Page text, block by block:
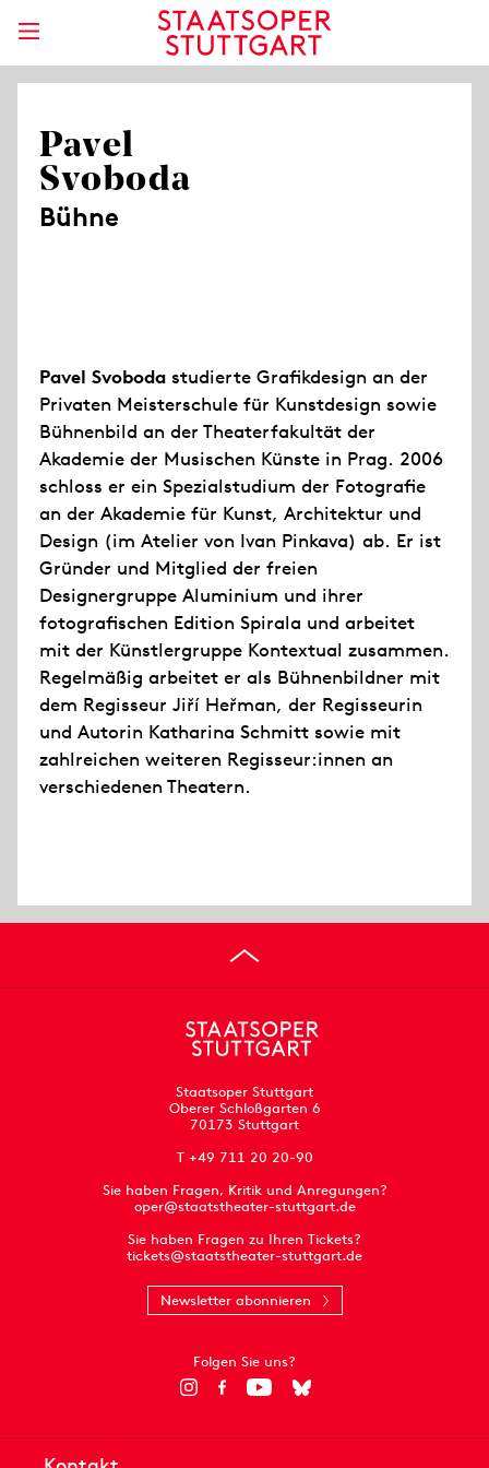
Pavel
Svoboda
Bühne
Pavel Svoboda studierte Grafikdesign an der
Privaten Meisterschule für Kunstdesign sowie
Bühnenbild an der Theaterfakultät der
Akademie der Musischen Künste in Prag. 2006
schloss er ein Spezialstudium der Fotografie
an der Akademie für Kunst, Architektur und
Design (im Atelier von Ivan Pinkava) ab. Er ist
Gründer und Mitglied der freien
Designergruppe Aluminium und ihrer
fotografischen Edition Spirala und arbeitet
mit der Künstlergruppe Kontextual zusammen.
Regelmäßig arbeitet er als Bühnenbildner mit
dem Regisseur Jiří Heřman, der Regisseurin
und Autorin Katharina Schmitt sowie mit
zahlreichen weiteren Regisseur:innen an
verschiedenen Theatern.
Staatsoper Stuttgart
Oberer Schloßgarten 6
70173 Stuttgart
T +49 711 20 20-90
Sie haben Fragen, Kritik und Anregungen?
oper@staatstheater-stuttgart.de
Sie haben Fragen zu Ihren Tickets?
tickets@staatstheater-stuttgart.de
Newsletter abonnieren
Folgen Sie uns?